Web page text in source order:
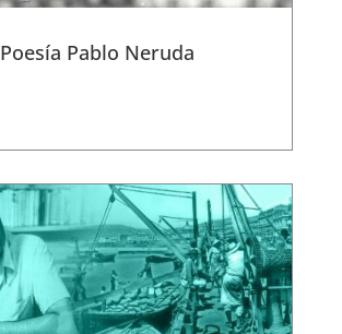
Poesía Pablo Neruda